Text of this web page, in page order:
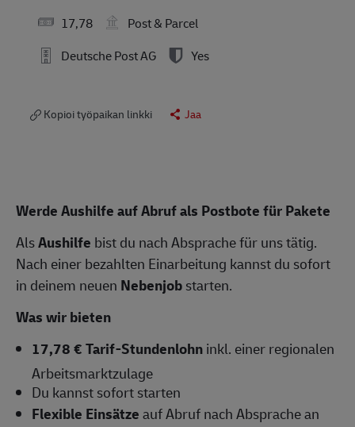
17,78
Post & Parcel
Deutsche Post AG
Yes
Kopioi työpaikan linkki Jaa
Werde Aushilfe auf Abruf als Postbote für Pakete
AlsAushilfe bist du nach Absprache für uns tätig.
Nach einer bezahlten Einarbeitung kannst du sofort
in deinem neuen Nebenjobstarten.
Was wir bieten
17,78 € Tarif-Stundenlohninkl. einer regionalen
Arbeitsmarktzulage
Du kannst sofort starten
Flexible Einsätzeauf Abruf nach Absprache an